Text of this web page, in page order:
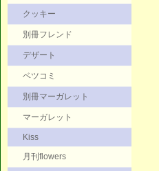
クッキー
別冊フレンド
デザート
ベツコミ
別冊マーガレット
マーガレット
Kiss
月刊flowers